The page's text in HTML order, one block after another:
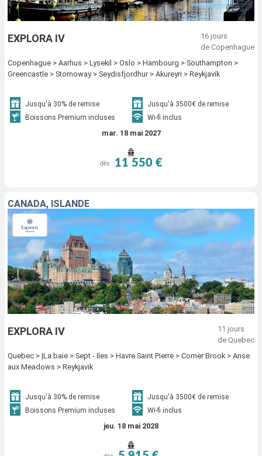
EXPLORA IV
16 jours
de Copenhague
Copenhague > Aarhus > Lysekil > Oslo > Hambourg > Southampton >
Greencastle > Stornoway > Seydisfjordhur > Akureyri > Reykjavik
Jusqu'à 30% de remise
Jusqu'à 3500€ de remise
Boissons Premium incluses
Wi-fi inclus
mar. 18 mai 2027
dès 11 550 €
CANADA, ISLANDE
EXPLORA IV
11 jours
de Quebec
Quebec > |La baie > Sept - Iles > Havre Saint Pierre > Corner Brook > Anse
aux Meadows > Reykjavik
Jusqu'à 30% de remise
Jusqu'à 3500€ de remise
Boissons Premium incluses
Wi-fi inclus
jeu. 18 mai 2028